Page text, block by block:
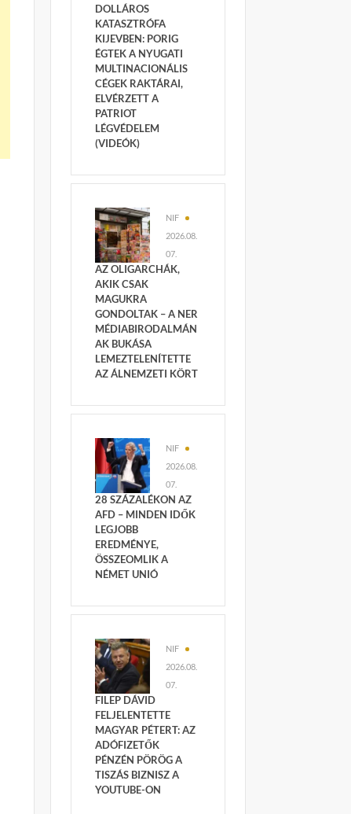
DOLLÁROS
KATASZTRÓFA
KIJEVBEN: PORIG
ÉGTEK A NYUGATI
MULTINACIONÁLIS
CÉGEK RAKTÁRAI,
ELVÉRZETT A
PATRIOT
LÉGVÉDELEM
(VIDEÓK)
NIF
2026.08.
07.
AZ OLIGARCHÁK,
AKIK CSAK
MAGUKRA
GONDOLTAK – A NER
MÉDIABIRODALMÁN
AK BUKÁSA
LEMEZTELENÍTETTE
AZ ÁLNEMZETI KÖRT
NIF
2026.08.
07.
28 SZÁZALÉKON AZ
AFD – MINDEN IDŐK
LEGJOBB
EREDMÉNYE,
ÖSSZEOMLIK A
NÉMET UNIÓ
NIF
2026.08.
07.
FILEP DÁVID
FELJELENTETTE
MAGYAR PÉTERT: AZ
ADÓFIZETŐK
PÉNZÉN PÖRÖG A
TISZÁS BIZNISZ A
YOUTUBE-ON